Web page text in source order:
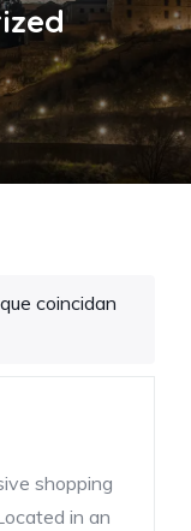
coincidan
shopping
in an